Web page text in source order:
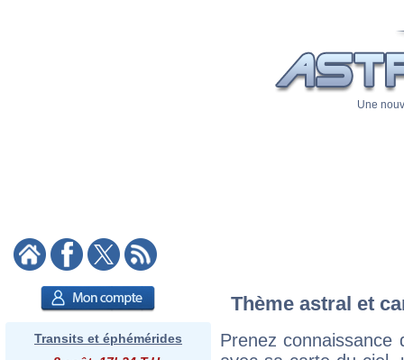
Une
Transits et éphémérides
Thème astral et
Prenez